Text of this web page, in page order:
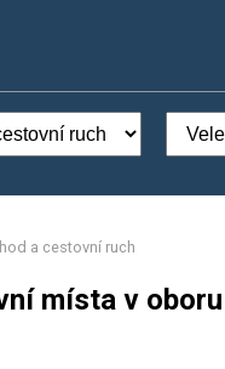
a cestovní ruch
místa v